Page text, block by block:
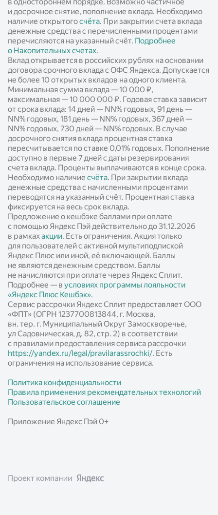
и досрочное снятие, пополнение вклада. Необходимо
наличие открытогосчёта. При закрытии счета вклада
денежные средства с перечисленными процентами
перечисляются на указанный счёт. Подробнее
о Накопительных счетах.
Вклад открывается в российских рублях на основании
договора срочного вклада с ОФС Яндекса. Допускается
не более 10 открытых вкладов на одного клиента.
Минимальная сумма вклада — 10 000 ₽,
максимальная — 10 000 000 ₽. Годовая ставка зависит
от срока вклада: 14 дней — NN% годовых, 91 день —
NN% годовых, 181 день — NN% годовых, 367 дней —
NN% годовых, 730 дней — NN% годовых. В случае
досрочного снятия вклада процентная ставка
пересчитывается по ставке 0,01% годовых. Пополнение
доступно в первые 7 дней с даты резервирования
счета вклада. Проценты выплачиваются в конце срока.
Необходимо наличие счёта. При закрытии вклада
денежные средства с начисленными процентами
переводятся на указанный счёт. Процентная ставка
фиксируется на весь срок вклада.
Предложение о кешбэке баллами при оплате
с помощью Яндекс Пэй действительно до 31.12.2026
в рамках акции. Есть ограничения. Акция только
для пользователей с активной мультиподпиской
Яндекс Плюс или иной, её включающей. Баллы
не являются денежным средством. Баллы
не начисляются при оплате через Яндекс Сплит.
Подробнее — в условиях программы лояльности
«Яндекс Плюс Кешбэк».
Сервис рассрочки Яндекс Сплит предоставляет ООО
«ФПТ» (ОГРН 1237700813844, г. Москва,
вн. тер. г. Муниципальный Округ Замоскворечье,
ул Садовническая, д. 82, стр. 2) в соответствии
с правилами предоставления сервиса рассрочки
https://yandex.ru/legal/pravilarassrochki/. Есть
ограничения на использование сервиса.
Политика конфиденциальности
Правила применения рекомендательных технологий
Пользовательское соглашение
Приложение Яндекс Пэй 0+